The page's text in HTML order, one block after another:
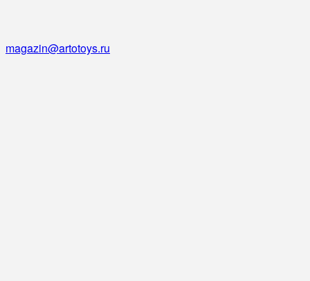
magazin@artotoys.ru